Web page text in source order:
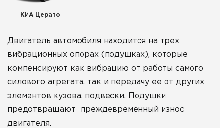
КИА Церато
Двигатель автомобиля находится на трех
вибрационных опорах (подушках), которые
компенсируют как вибрацию от работы самого
силового агрегата, так и передачу ее от других
элементов кузова, подвески. Подушки
предотвращают преждевременный износ
двигателя.